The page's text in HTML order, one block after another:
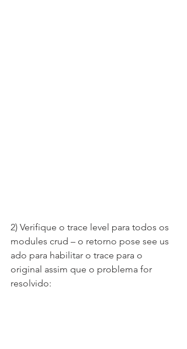
2) Verifique o trace level para todos os
modules crud – o retorno pose see us
ado para habilitar o trace para o
original assim que o problema for
resolvido: